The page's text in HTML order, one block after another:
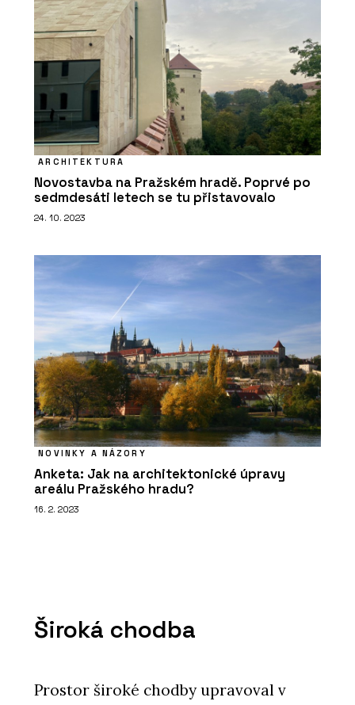
ARCHITEKTURA
Novostavba na Pražském hradě. Poprvé po
sedmdesáti letech se tu přistavovalo
24. 10. 2023
NOVINKY A NÁZORY
Anketa: Jak na architektonické úpravy
areálu Pražského hradu?
16. 2. 2023
Široká chodba
Prostor široké chodby upravoval v